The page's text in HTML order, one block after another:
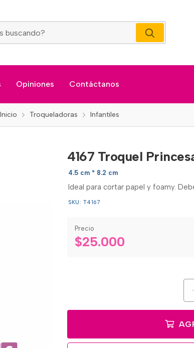
Opiniones Contáctanos
Inicio Troqueladoras Infantiles
4167 Troquel
4.5 cm * 8.2 cm
Ideal para cortar papel y foamy.
SKU: T4167
Precio
$25.000